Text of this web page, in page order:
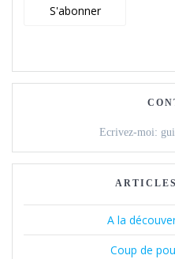
t ê
Ecrivez-moi:
A la
Coup de